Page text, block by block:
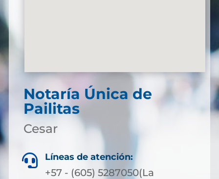
Notaría Única de
Pailitas
Cesar
 Líneas de atención:
+57 - (605) 5287050(La